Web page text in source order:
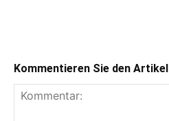
Kommentieren Sie den Artikel